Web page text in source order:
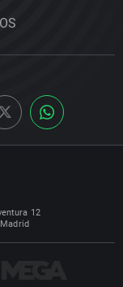
12